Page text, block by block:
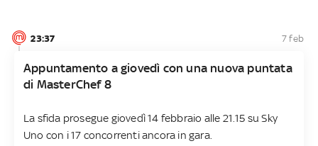
23:37 7 feb
Appuntamento a giovedì con una nuova puntata
di MasterChef 8
La sfida prosegue giovedì 14 febbraio alle 21.15 su Sky
Uno con i 17 concorrenti ancora in gara.